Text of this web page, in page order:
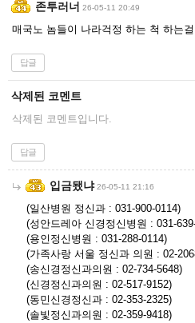
존투러너 26-05-11 20:49
매국노 놈들이 나라걱정 하는 척 하는
답글
삭제된 코멘트
삭제된 코멘트입니다.
답글
입금됐냐 26-05-11 21:16
(일산병원 정신과 : 031-900-0114)
(성안드레아 신경정신병원 : 031-
(용인정신병원 : 031-288-0114)
(가족사랑 서울 정신과 의원 : 02-
(송신경정신과의원 : 02-734-5648)
(신경정신과의원 : 02-517-9152)
(동민신경정신과 : 02-353-2325)
(솔빛정신과의원 : 02-359-9418)